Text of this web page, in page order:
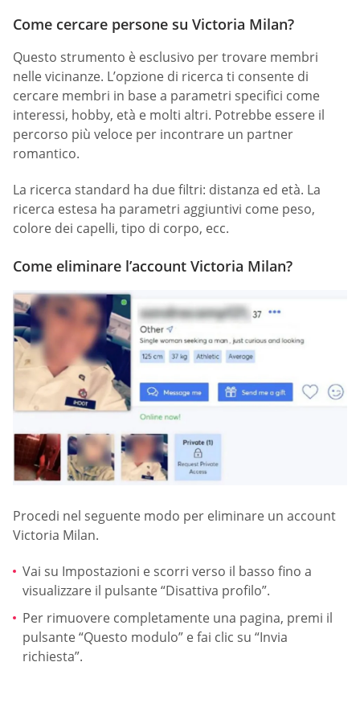
Come cercare persone su Victoria Milan?
Questo strumento è esclusivo per trovare membri
nelle vicinanze. L’opzione di ricerca ti consente di
cercare membri in base a parametri specifici come
interessi, hobby, età e molti altri. Potrebbe essere il
percorso più veloce per incontrare un partner
romantico.
La ricerca standard ha due filtri: distanza ed età. La
ricerca estesa ha parametri aggiuntivi come peso,
colore dei capelli, tipo di corpo, ecc.
Come eliminare l’account Victoria Milan?
Procedi nel seguente modo per eliminare un account
Victoria Milan.
Vai su Impostazioni e scorri verso il basso fino a
visualizzare il pulsante “Disattiva profilo”.
Per rimuovere completamente una pagina, premi il
pulsante “Questo modulo” e fai clic su “Invia
richiesta”.